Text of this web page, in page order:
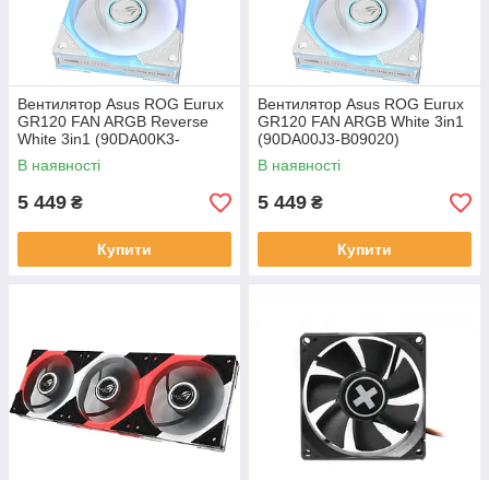
Вентилятор Asus ROG Eurux
GR120 FAN ARGB Reverse
White 3in1 (90DA00K3-
B09020)
В наявності
5 449 ₴
Купити
Вентилятор Asus ROG Eurux
GR120 FAN ARGB White 3in1
(90DA00J3-B09020)
В наявності
5 449 ₴
Купити